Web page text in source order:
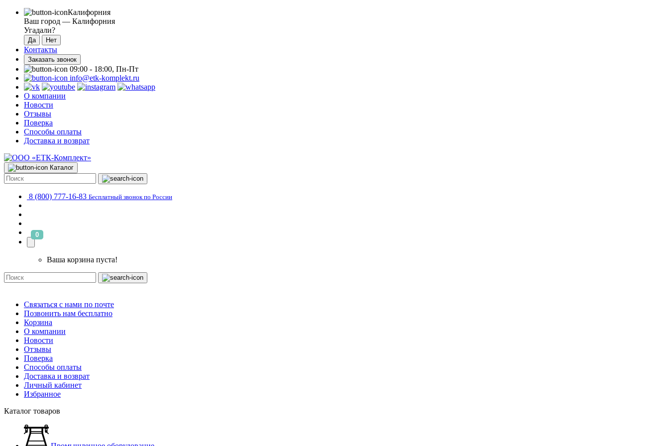
Калифорния
Ваш город — Калифорния
Угадали?
Контакты
Заказать звонок
09:00 - 18:00, Пн-Пт
info@etk-komplekt.ru
О компании
Новости
Отзывы
Поверка
Способы оплаты
Доставка и возврат
Каталог
8 (800) 777-16-83 Бесплатный звонок по России
0
Ваша корзина пуста!
Связаться с нами по почте
Позвонить нам бесплатно
Корзина
О компании
Новости
Отзывы
Поверка
Способы оплаты
Доставка и возврат
Личный кабинет
Избранное
Каталог товаров